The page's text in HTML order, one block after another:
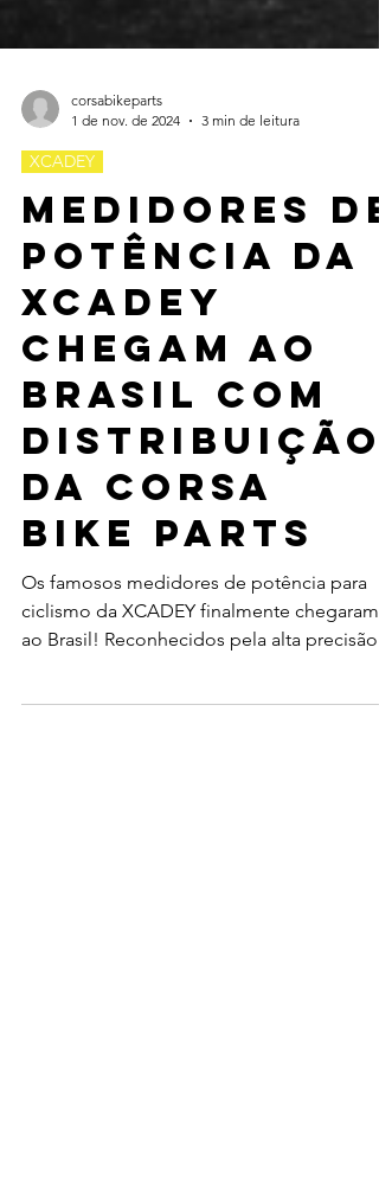
corsabikeparts
XCADEY
Medidores de
potência da
XCADEY
chegam ao
Brasil com
distribuição
da Corsa
Bike Parts
Os famosos medidores de potência para
ao Brasil! Reconhecidos pela alta precisão